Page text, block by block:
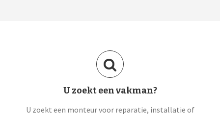
U zoekt een vakman?
U zoekt een monteur voor reparatie, installatie of